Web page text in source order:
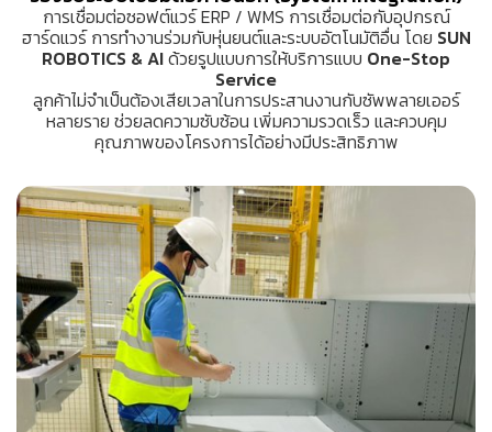
การเชื่อมต่อซอฟต์แวร์ ERP / WMS การเชื่อมต่อกับอุปกรณ์
ฮาร์ดแวร์ การทำงานร่วมกับหุ่นยนต์และระบบอัตโนมัติอื่น โดย SUN
ROBOTICS & AIด้วยรูปแบบการให้บริการแบบ One-Stop
Service
ลูกค้าไม่จำเป็นต้องเสียเวลาในการประสานงานกับซัพพลายเออร์
หลายราย ช่วยลดความซับซ้อน เพิ่มความรวดเร็ว และควบคุม
คุณภาพของโครงการได้อย่างมีประสิทธิภาพ